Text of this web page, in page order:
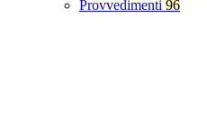
Provvedimenti 96